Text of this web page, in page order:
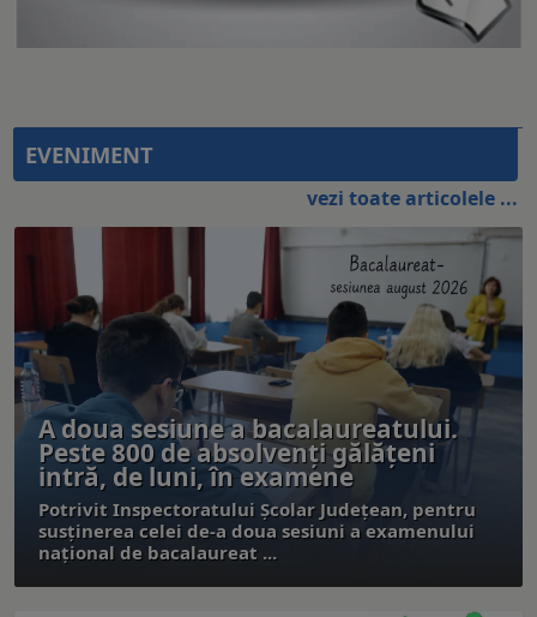
EVENIMENT
vezi toate articolele ...
A doua sesiune a bacalaureatului.
Peste 800 de absolvenţi gălăţeni
intră, de luni, în examene
Potrivit Inspectoratului Şcolar Judeţean, pentru
susţinerea celei de-a doua sesiuni a examenului
național de bacalaureat ...